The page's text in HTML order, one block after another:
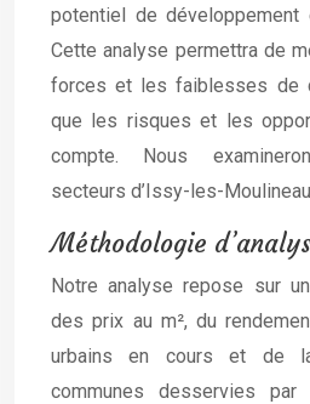
potentiel de
Cette analyse permettra de
forces et les faiblesses de
que les risques et les
compte. Nous
secteurs d’Issy-les-
Méthodologie
Notre analyse repose sur
des prix au m², du
urbains en cours et de
communes desservies